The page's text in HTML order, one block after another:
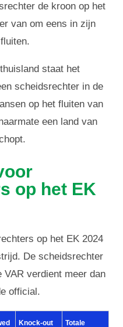
de kroon op het
van om eens in zijn
staat het
scheidsrechter in de
op het fluiten van
een land van
op het EK
op het EK 2024
De scheidsrechter
verdient meer dan
official.
Knock-out Totale